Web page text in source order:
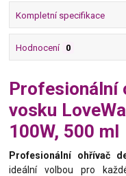
Kompletní specifikace
Hodnocení 0
Profesionální
vosku
100W, 500 ml
Profesionální ohřívač
ideální volbou pro